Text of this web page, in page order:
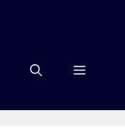
Menu